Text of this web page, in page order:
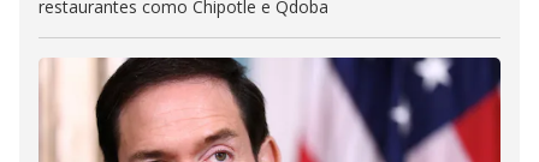
restaurantes como Chipotle e Qdoba